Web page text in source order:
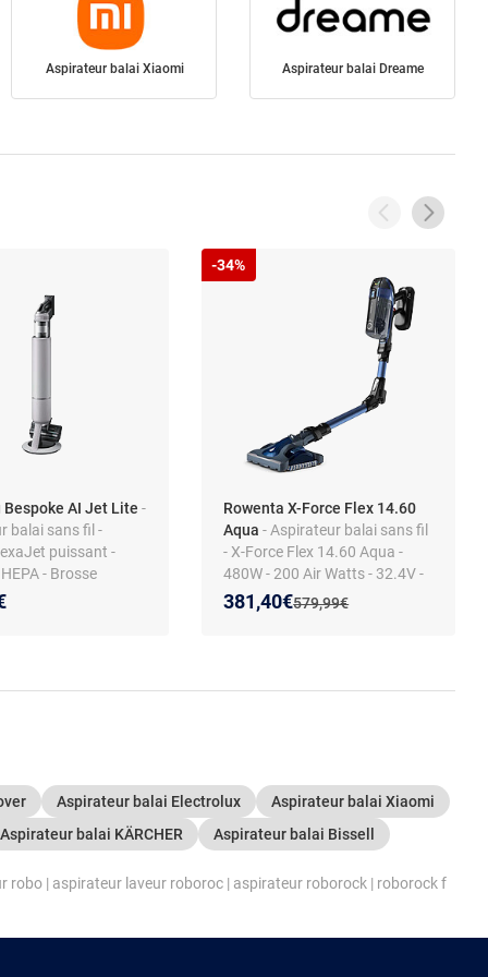
Aspirateur balai Xiaomi Aspirateur balai Dreame
Bespoke AI Jet Lite-
balai sans fil -
puissant -
- Brosse
de charge -
Rowenta X-Force Flex 14.60
Aqua- Aspirateur balai sans fil
- X-Force Flex 14.60 Aqua -
480W - 200 Air Watts - 32.4V -
Autonomie 70 min
Ancien prix :
579,99€
Nouveau prix :
381,40€
Réduction de :
-34%
Aspirateur balai Electrolux
Aspirateur balai Xiaomi
Aspirateur balai KÄRCHER
Aspirateur balai Bissell
robo | aspirateur laveur roboroc | aspirateur roborock | roborock f